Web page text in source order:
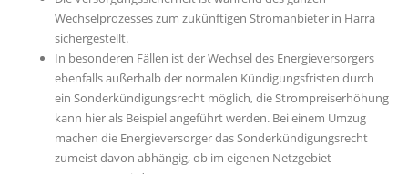
Wechselprozesses zum zukünftigen Stromanbieter in Harra
sichergestellt.
In besonderen Fällen ist der Wechsel des Energieversorgers
ebenfalls außerhalb der normalen Kündigungsfristen durch
ein Sonderkündigungsrecht möglich, die Strompreiserhöhung
kann hier als Beispiel angeführt werden. Bei einem Umzug
machen die Energieversorger das Sonderkündigungsrecht
zumeist davon abhängig, ob im eigenen Netzgebiet